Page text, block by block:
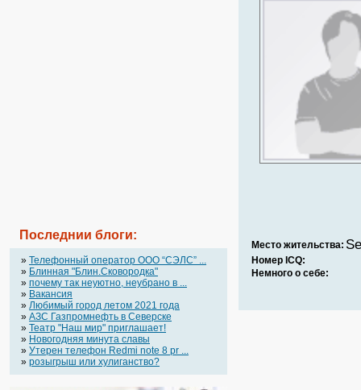
Последнии блоги:
» Телефонный оператор OOO “СЭЛС” ...
» Блинная "Блин.Сковородка"
» почему так неуютно, неубрано в ...
» Вакансия
» Любимый город летом 2021 года
» АЗС Газпромнефть в Северске
» Театр "Наш мир" приглашает!
» Новогодняя минута славы
» Утерен телефон Redmi note 8 pr ...
» розыгрыш или хулиганство?
Место жительства:
Номер ICQ:
Немного о себе: